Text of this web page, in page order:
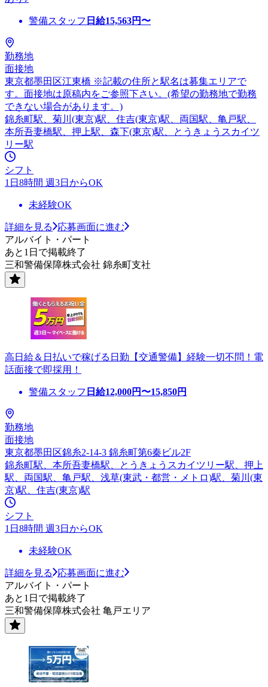
警備スタッフ 日給15,563円〜
勤務地
面接地
東京都墨田区江東橋 ※記載の住所と駅名は募集エリアで
す。面接地は原稿内をご参照下さい。(希望の勤務地で勤務
できない場合があります。)
錦糸町駅、菊川(東京)駅、住吉(東京)駅、両国駅、亀戸駅、
本所吾妻橋駅、押上駅、森下(東京)駅、とうきょうスカイツ
リー駅
シフト
1日8時間 週3日からOK
未経験OK
詳細を見る
応募画面に進む
アルバイト・パート
あと1日で掲載終了
三和警備保障株式会社 錦糸町支社
高日給＆日払いで稼げる日勤【交通警備】経験一切不問！電
話面接で即採用！
警備スタッフ 日給12,000円〜15,850円
勤務地
面接地
東京都墨田区錦糸2-14-3 錦糸町第6秦ビル2F
錦糸町駅、本所吾妻橋駅、とうきょうスカイツリー駅、押上
駅、両国駅、亀戸駅、浅草(東武・都営・メトロ)駅、菊川(東
京)駅、住吉(東京)駅
シフト
1日8時間 週3日からOK
未経験OK
詳細を見る
応募画面に進む
アルバイト・パート
あと1日で掲載終了
三和警備保障株式会社 亀戸エリア